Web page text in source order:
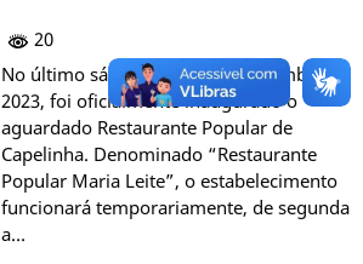
20
No último sábado, dia 30 de dezembro de
2023, foi oficialmente inaugurado o
aguardado Restaurante Popular de
Capelinha. Denominado “Restaurante
Popular Maria Leite”, o estabelecimento
funcionará temporariamente, de segunda
a…